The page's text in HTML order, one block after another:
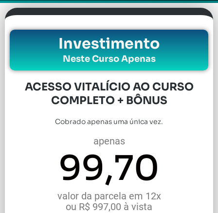
Investimento
Neste Curso Apenas
ACESSO VITALÍCIO AO CURSO
COMPLETO + BÔNUS
Cobrado apenas uma única vez.
apenas
99,70
valor da parcela em 12x
ou R$ 997,00 à vista